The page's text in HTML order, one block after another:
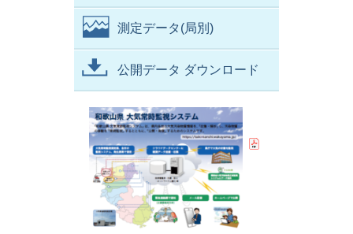
測定データ(局別)
公開データ ダウンロード